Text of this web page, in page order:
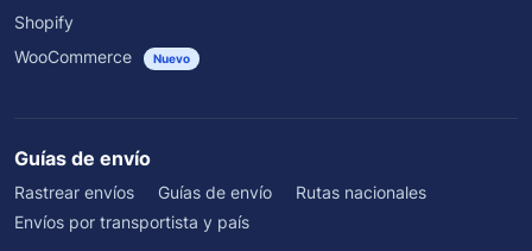
Shopify
WooCommerce
Nuevo
Guías de envío
Rastrear envíos Guías de envío
Rutas nacionales
Envíos por transportista y país